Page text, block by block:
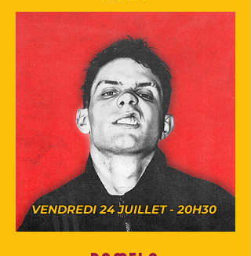
VENDREDI 24 JUILLET - 20H30